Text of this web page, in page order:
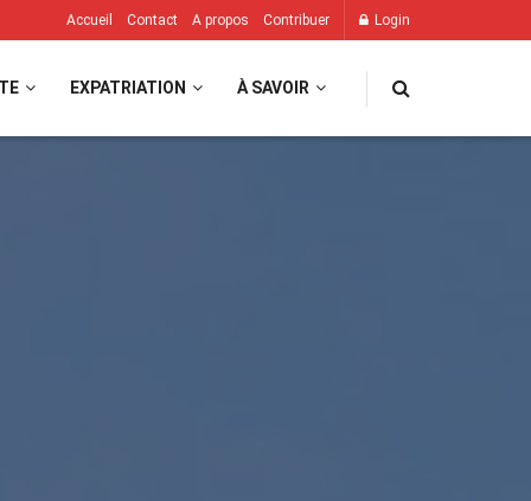
Accueil Contact A propos Contribuer Login
EXPATRIATION À SAVOIR